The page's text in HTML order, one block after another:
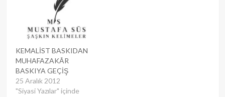
KEMALİST BASKIDAN
MUHAFAZAKÂR
BASKIYA GEÇİŞ
25 Aralık 2012
"Siyasi Yazılar" içinde